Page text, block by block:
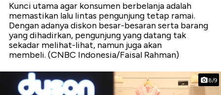
Kunci utama agar konsumen berbelanja adalah
memastikan lalu lintas pengunjung tetap ramai.
Dengan adanya diskon besar-besaran serta barang
yang dihadirkan, pengunjung yang datang tak
sekadar melihat-lihat, namun juga akan
membeli. (CNBC Indonesia/Faisal Rahman)
8/9